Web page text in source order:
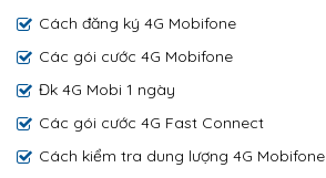
Cách đăng ký 4G Mobifone
Các gói cước 4G Mobifone
Đk 4G Mobi 1 ngày
Các gói cước 4G Fast Connect
Cách kiểm tra dung lượng 4G Mobifone